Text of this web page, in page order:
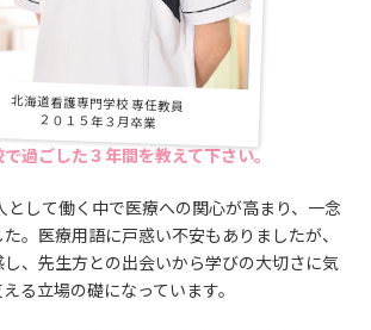
北海道看護専門学校 専任教員
２０１５年３月卒業
過ごした３年間を教えて下さい。
として働く中で医療への関心が高まり、一念
。医療用語に戸惑い不安もありましたが、
、先生方との出会いから学びの大切さに気
る立場の礎になっています。